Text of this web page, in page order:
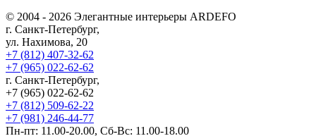
© 2004 - 2026 Элегантные интерьеры ARDEFO
г. Санкт-Петербург,
ул. Нахимова, 20
+7 (812) 407-32-62
+7 (965) 022-62-62
г. Санкт-Петербург,
+7 (965) 022-62-62
+7 (812) 509-62-22
+7 (981) 246-44-77
Пн-пт: 11.00-20.00, Сб-Вс: 11.00-18.00